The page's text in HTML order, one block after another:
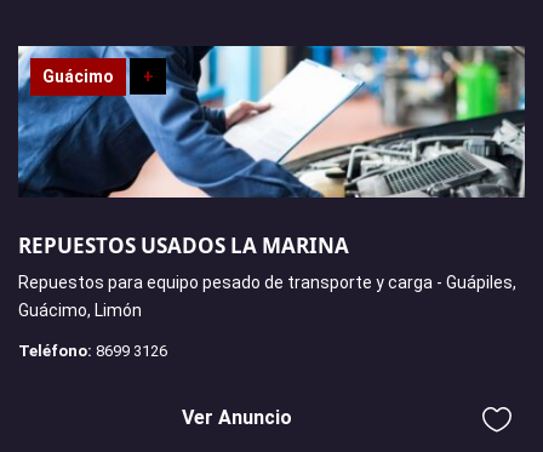
Guácimo +
REPUESTOS USADOS LA MARINA
Repuestos para equipo pesado de transporte y carga - Guápiles,
Guácimo, Limón
Teléfono: 8699 3126
Ver Anuncio